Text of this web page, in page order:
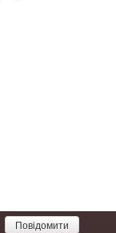
Повідомити